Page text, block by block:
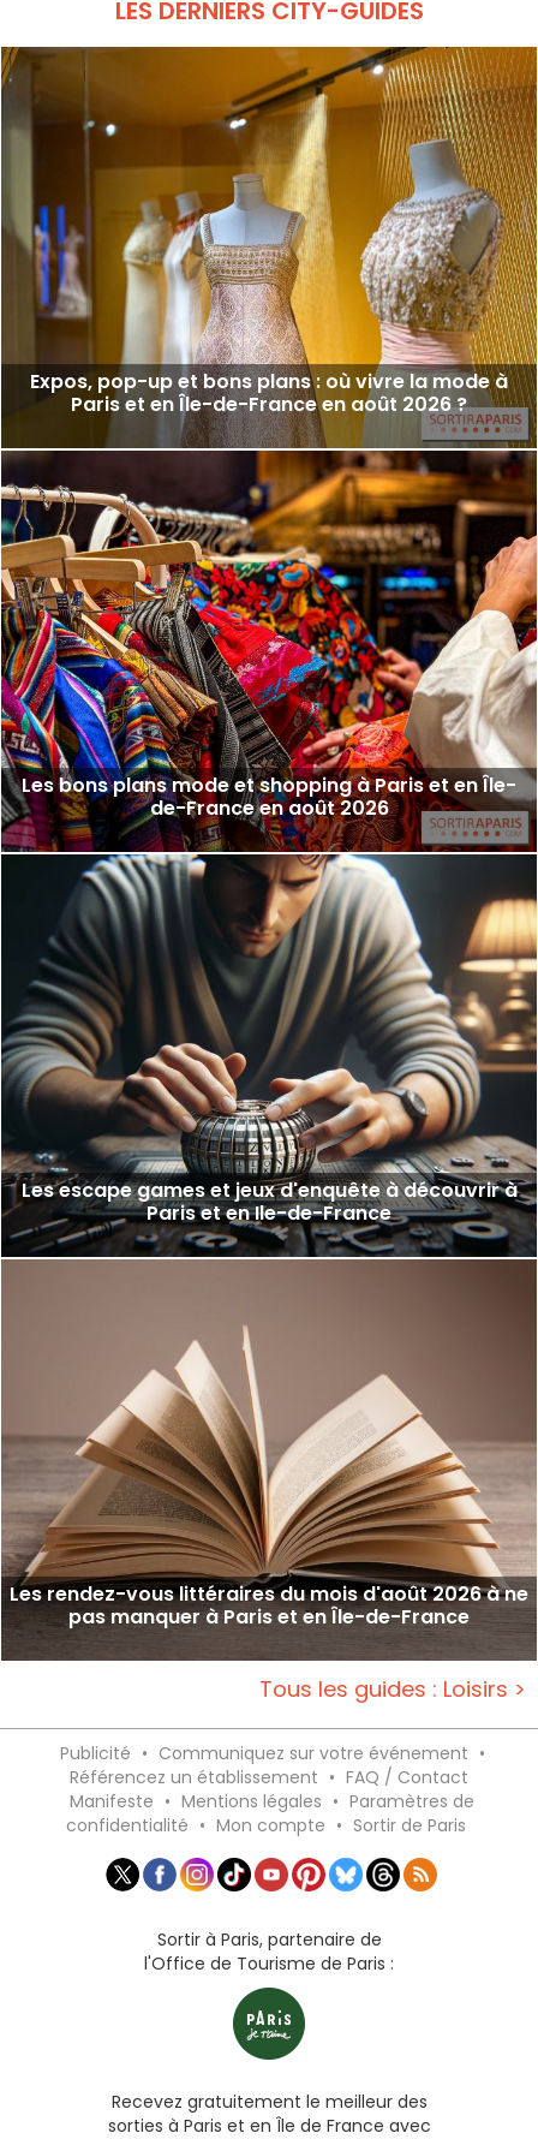
LES DERNIERS CITY-GUIDES
Expos, pop-up et bons plans : où vivre la mode à
Paris et en Île-de-France en août 2026 ?
Les bons plans mode et shopping à Paris et en Île-
de-France en août 2026
Les escape games et jeux d'enquête à découvrir à
Paris et en Ile-de-France
Les rendez-vous littéraires du mois d'août 2026 à ne
pas manquer à Paris et en Île-de-France
Tous les guides : Loisirs >
Publicité • Communiquez sur votre événement •
Référencez un établissement • FAQ / Contact
Manifeste • Mentions légales • Paramètres de
confidentialité • Mon compte • Sortir de Paris
Sortir à Paris, partenaire de
l'Office de Tourisme de Paris :
Recevez gratuitement le meilleur des
sorties à Paris et en Île de France avec